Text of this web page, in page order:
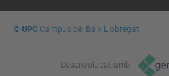
© UPCCampus del Baix Llobregat
Desenvolupat amb